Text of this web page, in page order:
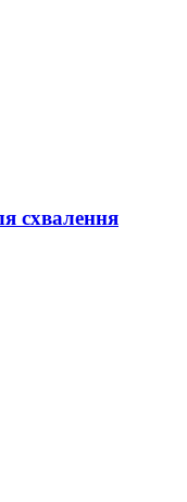
схвалення